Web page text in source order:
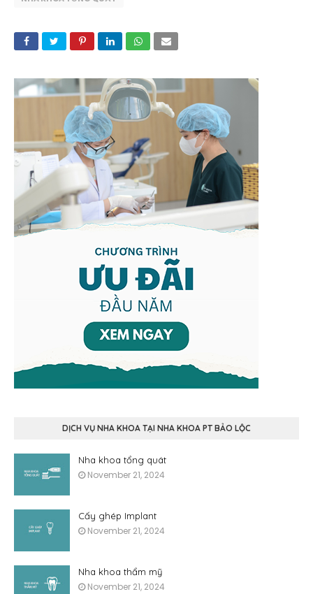
DỊCH VỤ NHA KHOA TẠI NHA KHOA PT BẢO LỘC
Nha khoa tổng quát
November 21, 2024
Cấy ghép Implant
November 21, 2024
Nha khoa thẩm mỹ
November 21, 2024